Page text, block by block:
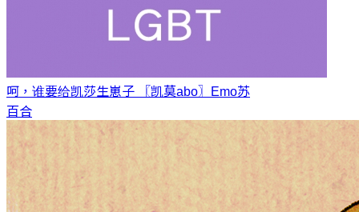
呵，谁要给凯莎生崽子 〖凯莫abo〗
Emo苏
百合